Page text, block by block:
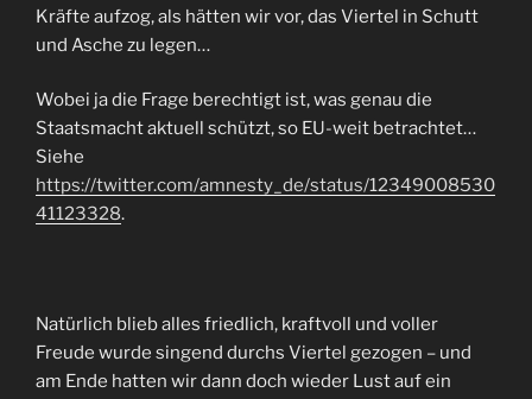
Kräfte aufzog, als hätten wir vor, das Viertel in Schutt
und Asche zu legen…
Wobei ja die Frage berechtigt ist, was genau die
Staatsmacht aktuell schützt, so EU-weit betrachtet…
Siehe
https://twitter.com/amnesty_de/status/12349008530
41123328.
Natürlich blieb alles friedlich, kraftvoll und voller
Freude wurde singend durchs Viertel gezogen – und
am Ende hatten wir dann doch wieder Lust auf ein